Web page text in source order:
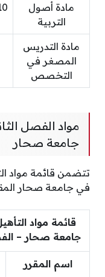
مادة أصول
التربية
مادة التدريس
المصغر في
التخصص
مواد الفصل
جامعة صحار
تتضمن قائمة مواد
في جامعة صحار
قائمة مواد
جامعة صحار –
اسم المقرر